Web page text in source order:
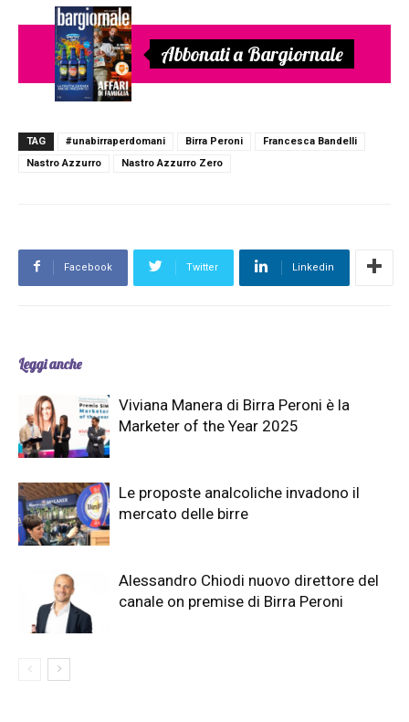
Abbonati a Bargiornale
TAG #unabirraperdomani Birra Peroni
Francesca Bandelli
Nastro Azzurro
Nastro Azzurro Zero
Facebook Twitter Linkedin
Leggi anche
Viviana Manera di Birra Peroni è la
Marketer of the Year 2025
Le proposte analcoliche invadono il
mercato delle birre
Alessandro Chiodi nuovo direttore del
canale on premise di Birra Peroni